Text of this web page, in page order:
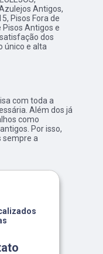
Antigos,
Pisos Fora de
Pisos Antigos e
dos
único e alta
com toda a
Além dos já
como
Por isso,
sempre a